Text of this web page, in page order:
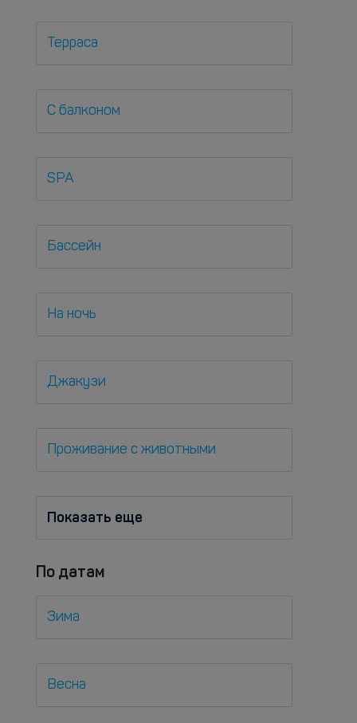
Терраса
С балконом
SPA
Бассейн
На ночь
Джакузи
Проживание с животными
Показать еще
По датам
Зима
Весна